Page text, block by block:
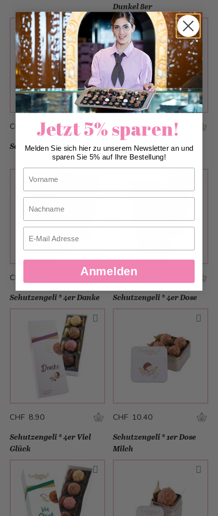
CHF 14.50
Dunkel 8er
CHF 14.50
Schutzengeli® Mixed 8er
CHF 14.50
Schutzengeli ® 4er
Summer
CHF 8.90
Schutzengeli ® 4er Danke
CHF 8.90
Schutzengeli ® 4er Dose
CHF 10.40
Schutzengeli ® 4er Viel
Glück
Schutzengeli ® 1er Dose
Milch
Jetzt 5% sparen!
Melden Sie sich hier zu unserem Newsletter an und
sparen Sie 5% auf Ihre Bestellung!
Nachname
Anmelden